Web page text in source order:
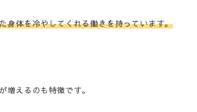
身体を冷やしてくれる働きを持っています。
増えるのも特徴です。